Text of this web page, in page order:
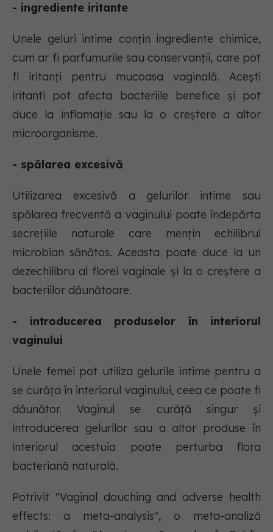
- ingrediente iritante
Unele geluri intime conțin ingrediente chimice,
cum ar fi parfumurile sau conservanții, care pot
fi iritanți pentru mucoasa vaginală. Acești
iritanti pot afecta bacteriile benefice și pot
duce la inflamație sau la o creștere a altor
microorganisme.
- spălarea excesivă
Utilizarea excesivă a gelurilor intime sau
spălarea frecventă a vaginului poate îndepărta
secrețiile naturale care mențin echilibrul
microbian sănătos. Aceasta poate duce la un
dezechilibru al florei vaginale și la o creștere a
bacteriilor dăunătoare.
- introducerea produselor în interiorul
vaginului
Unele femei pot utiliza gelurile intime pentru a
se curăța în interiorul vaginului, ceea ce poate fi
dăunător. Vaginul se curăță singur și
introducerea gelurilor sau a altor produse în
interiorul acestuia poate perturba flora
bacteriană naturală.
Potrivit "Vaginal douching and adverse health
effects: a meta-analysis", o meta-analiză